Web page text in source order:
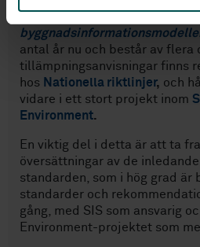
antal år nu och består av flera
tillämpningsanvisningar finns
hos Nationella riktlinjer, och
vidare i ett stort projekt inom
Environment.
En viktig del i detta är att ta
översättningar av de
standarden, som i hög grad är
standarder och
gång, med SIS som ansvarig
Environment-projektet som